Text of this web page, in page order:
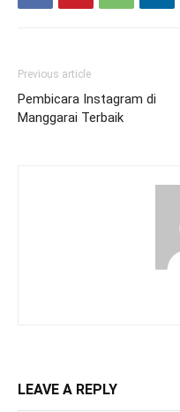
Previous article
Pembicara Instagram di
Manggarai Terbaik
LEAVE A REPLY